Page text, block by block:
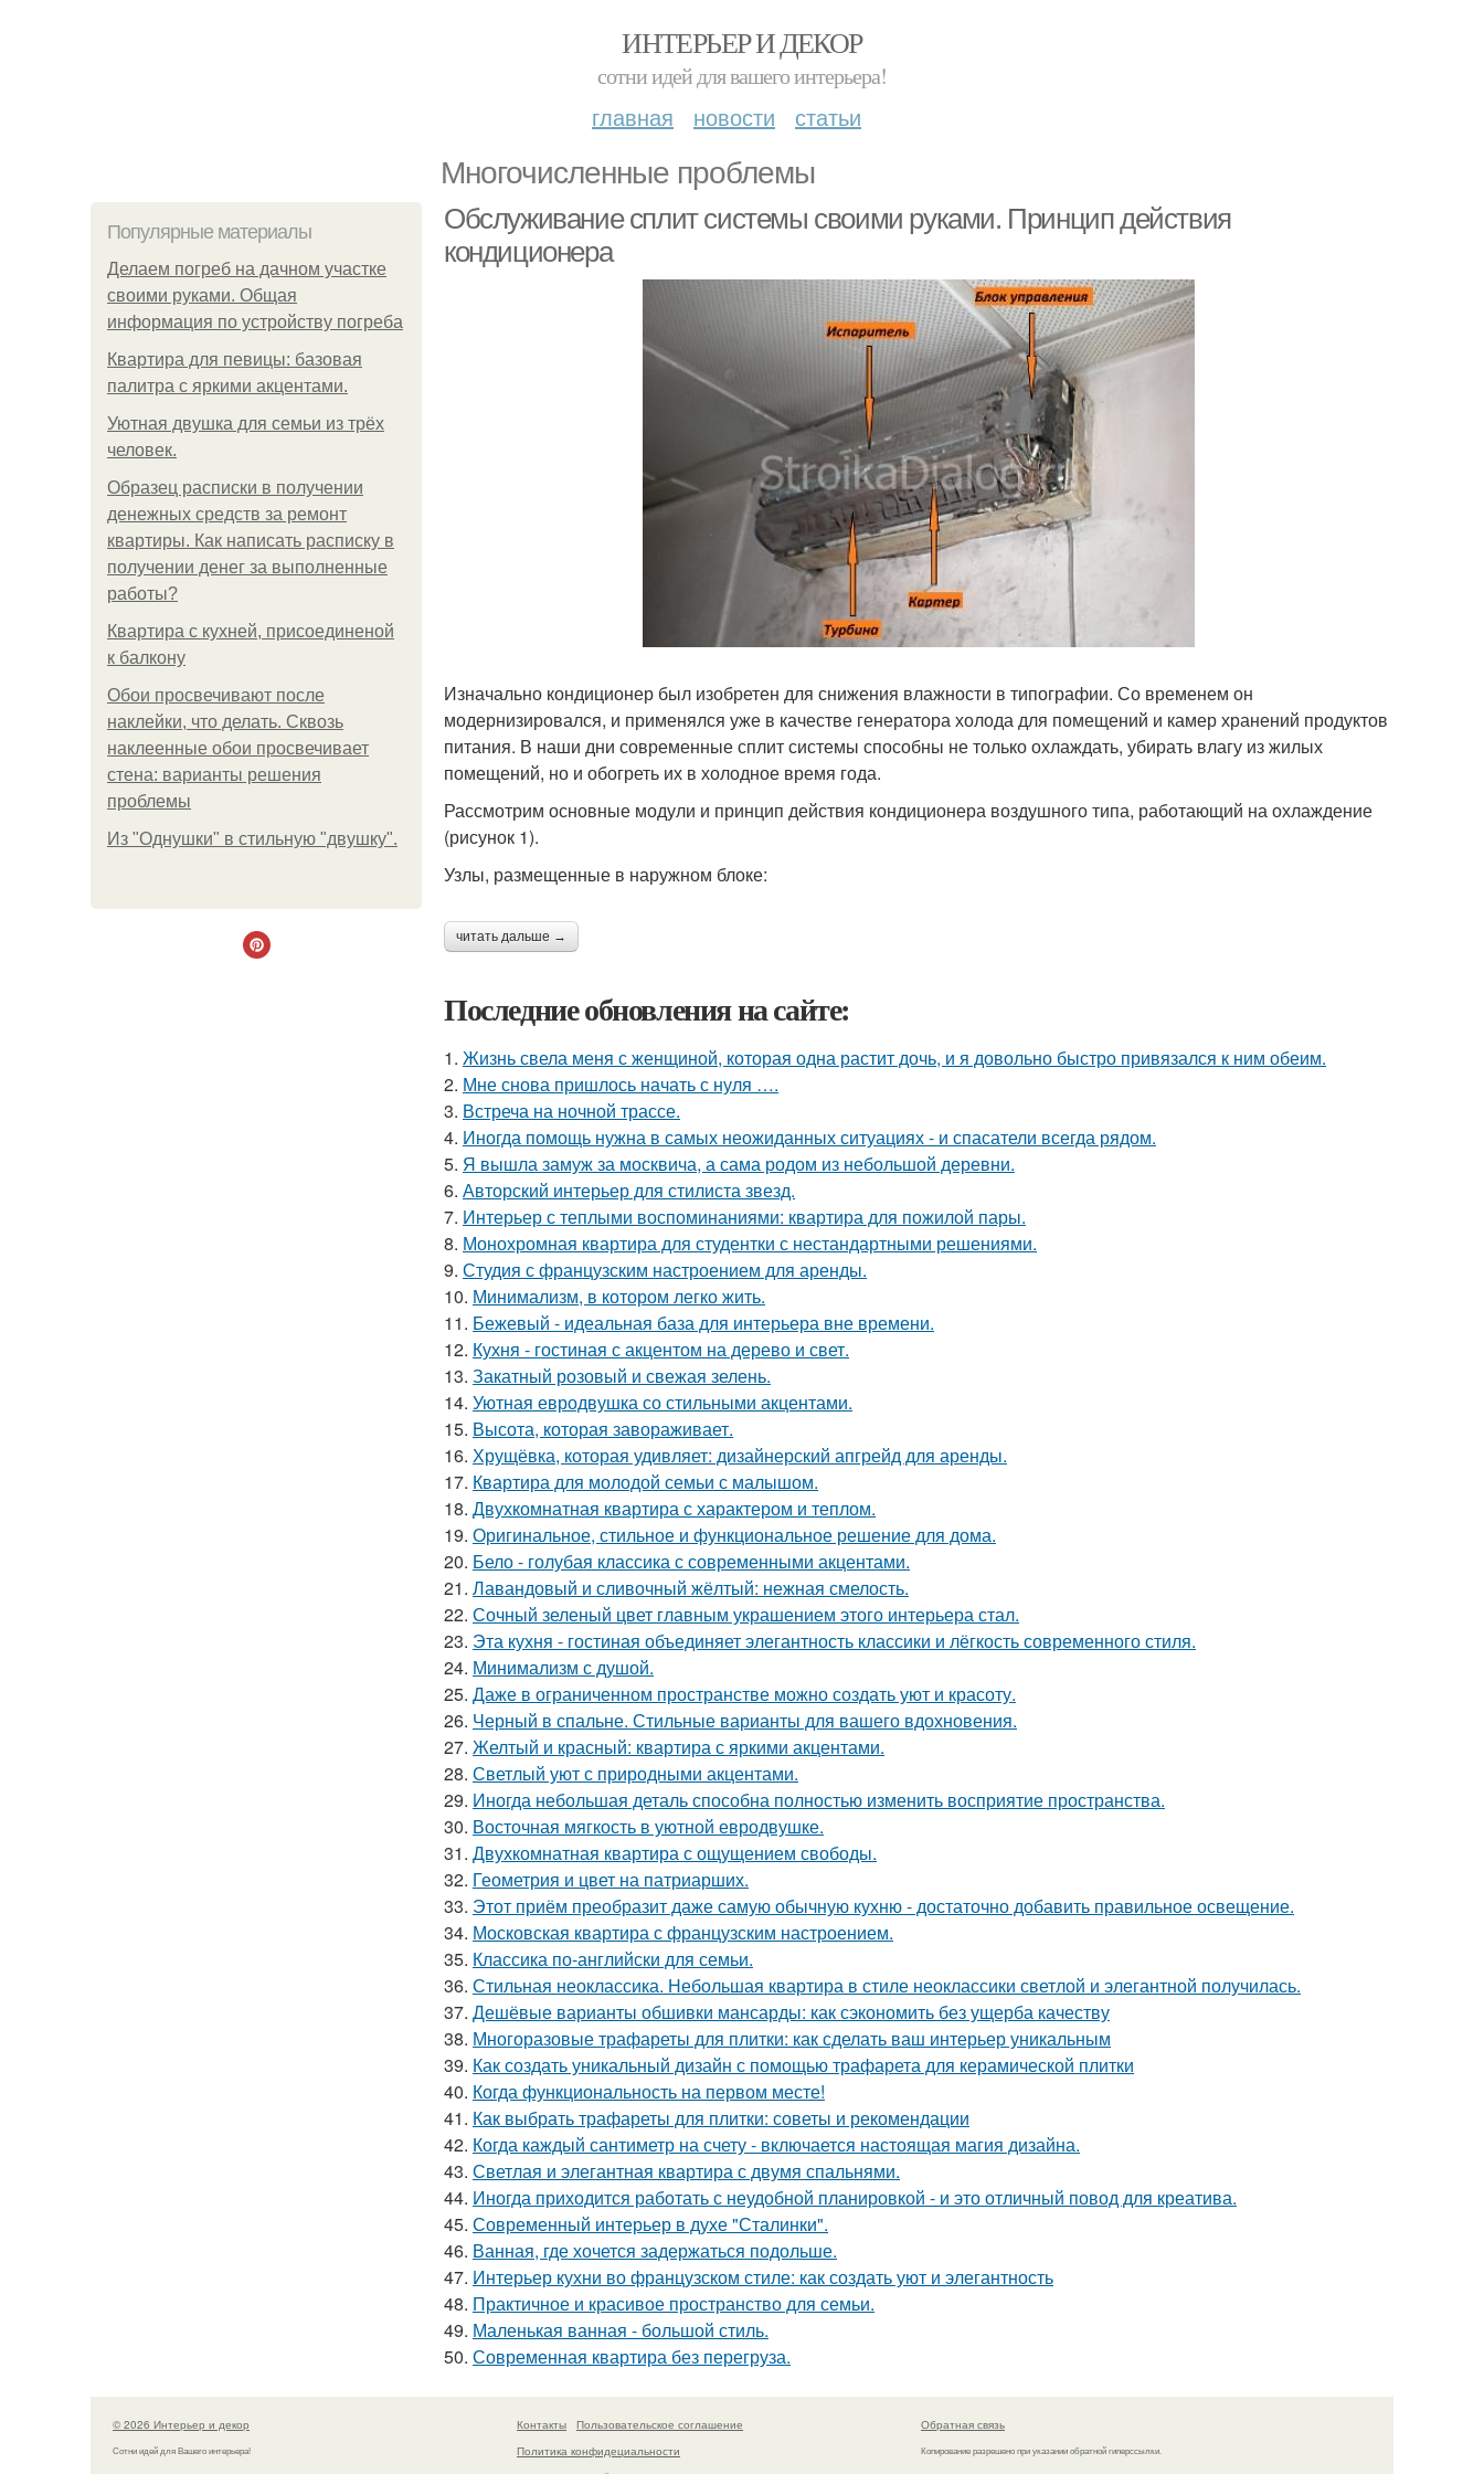
ИНТЕРЬЕР И ДЕКОР
сотни идей для вашего интерьера!
главная новости статьи
Многочисленные проблемы
Популярные материалы
Делаем погреб на дачном участке
своими руками. Общая
информация по устройству погреба
Квартира для певицы: базовая
палитра с яркими акцентами.
Уютная двушка для семьи из трёх
человек.
Образец расписки в получении
денежных средств за ремонт
квартиры. Как написать расписку в
получении денег за выполненные
работы?
Квартира с кухней, присоединеной
к балкону
Обои просвечивают после
наклейки, что делать. Сквозь
наклеенные обои просвечивает
стена: варианты решения
проблемы
Из "Однушки" в стильную "двушку".
Обслуживание сплит системы своими руками. Принцип действия
кондиционера
Изначально кондиционер был изобретен для снижения влажности в типографии. Со временем он
модернизировался, и применялся уже в качестве генератора холода для помещений и камер хранений продуктов
питания. В наши дни современные сплит системы способны не только охлаждать, убирать влагу из жилых
помещений, но и обогреть их в холодное время года.
Рассмотрим основные модули и принцип действия кондиционера воздушного типа, работающий на охлаждение
(рисунок 1).
Узлы, размещенные в наружном блоке:
читать дальше →
Последние обновления на сайте:
1. Жизнь свела меня с женщиной, которая одна растит дочь, и я довольно быстро привязался к ним обеим.
2. Мне снова пришлось начать с нуля ….
3. Встреча на ночной трассе.
4. Иногда помощь нужна в самых неожиданных ситуациях - и спасатели всегда рядом.
5. Я вышла замуж за москвича, а сама родом из небольшой деревни.
6. Авторский интерьер для стилиста звезд.
7. Интерьер с теплыми воспоминаниями: квартира для пожилой пары.
8. Монохромная квартира для студентки с нестандартными решениями.
9. Студия с французским настроением для аренды.
10. Минимализм, в котором легко жить.
11. Бежевый - идеальная база для интерьера вне времени.
12. Кухня - гостиная с акцентом на дерево и свет.
13. Закатный розовый и свежая зелень.
14. Уютная евродвушка со стильными акцентами.
15. Высота, которая завораживает.
16. Хрущёвка, которая удивляет: дизайнерский апгрейд для аренды.
17. Квартира для молодой семьи с малышом.
18. Двухкомнатная квартира с характером и теплом.
19. Оригинальное, стильное и функциональное решение для дома.
20. Бело - голубая классика с современными акцентами.
21. Лавандовый и сливочный жёлтый: нежная смелость.
22. Сочный зеленый цвет главным украшением этого интерьера стал.
23. Эта кухня - гостиная объединяет элегантность классики и лёгкость современного стиля.
24. Минимализм с душой.
25. Даже в ограниченном пространстве можно создать уют и красоту.
26. Черный в спальне. Стильные варианты для вашего вдохновения.
27. Желтый и красный: квартира с яркими акцентами.
28. Светлый уют с природными акцентами.
29. Иногда небольшая деталь способна полностью изменить восприятие пространства.
30. Восточная мягкость в уютной евродвушке.
31. Двухкомнатная квартира с ощущением свободы.
32. Геометрия и цвет на патриарших.
33. Этот приём преобразит даже самую обычную кухню - достаточно добавить правильное освещение.
34. Московская квартира с французским настроением.
35. Классика по-английски для семьи.
36. Стильная неоклассика. Небольшая квартира в стиле неоклассики светлой и элегантной получилась.
37. Дешёвые варианты обшивки мансарды: как сэкономить без ущерба качеству
38. Многоразовые трафареты для плитки: как сделать ваш интерьер уникальным
39. Как создать уникальный дизайн с помощью трафарета для керамической плитки
40. Когда функциональность на первом месте!
41. Как выбрать трафареты для плитки: советы и рекомендации
42. Когда каждый сантиметр на счету - включается настоящая магия дизайна.
43. Светлая и элегантная квартира с двумя спальнями.
44. Иногда приходится работать с неудобной планировкой - и это отличный повод для креатива.
45. Современный интерьер в духе "Сталинки".
46. Ванная, где хочется задержаться подольше.
47. Интерьер кухни во французском стиле: как создать уют и элегантность
48. Практичное и красивое пространство для семьи.
49. Маленькая ванная - большой стиль.
50. Современная квартира без перегруза.
© 2026 Интерьер и декор
Сотни идей для Вашего интерьера!
Контакты
Пользовательское соглашение
Политика конфидециальности
Обратная связь
Копирование разрешено при указании обратной гиперссылки.